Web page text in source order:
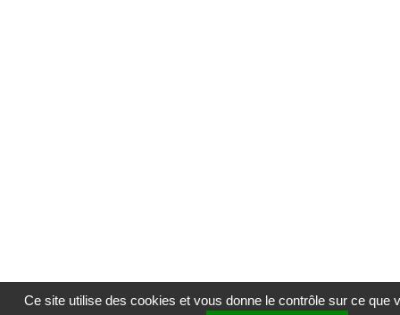
Ce site utilise des cookies et vous donne le contrôle sur ce que